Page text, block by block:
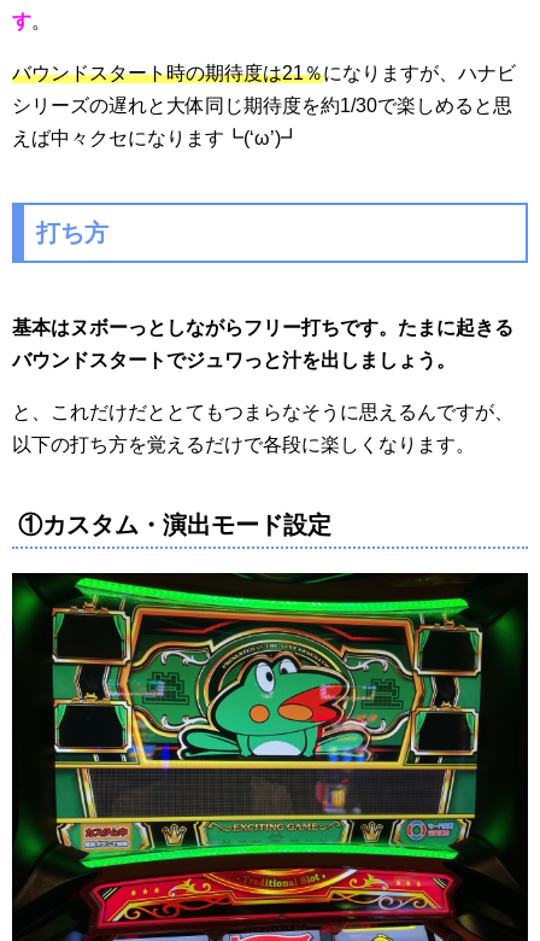
す。
バウンドスタート時の期待度は21％になりますが、ハナビ
シリーズの遅れと大体同じ期待度を約1/30で楽しめると思
えば中々クセになります┗(‘ω’)┛
打ち方
基本はヌボーっとしながらフリー打ちです。たまに起きる
バウンドスタートでジュワっと汁を出しましょう。
と、これだけだととてもつまらなそうに思えるんですが、
以下の打ち方を覚えるだけで各段に楽しくなります。
①カスタム・演出モード設定